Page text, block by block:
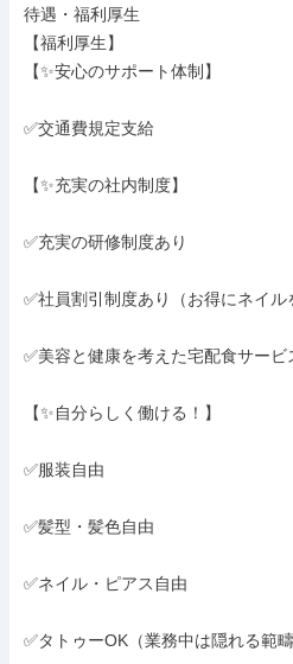
待遇・福利厚生
【福利厚生】
【✨安心のサポート体制】
✅交通費規定支給
【✨充実の社内制度】
✅充実の研修制度あり
✅社員割引制度あり（お得にネイル
✅美容と健康を考えた宅配食サービ
【✨自分らしく働ける！】
✅服装自由
✅髪型・髪色自由
✅ネイル・ピアス自由
✅タトゥーOK（業務中は隠れる範疇